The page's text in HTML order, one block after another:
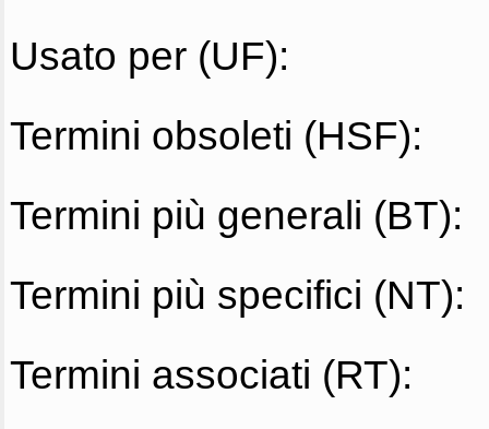
Usato per (UF):
Termini obsoleti (HSF):
Termini più generali (BT):
Termini più specifici (NT):
Termini associati (RT):